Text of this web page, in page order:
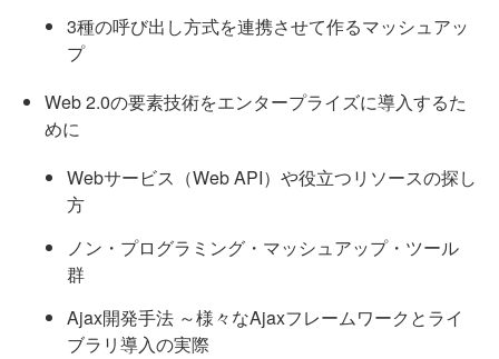
3種の呼び出し方式を連携させて作るマッシュアッ
プ
Web 2.0の要素技術をエンタープライズに導入するた
めに
Webサービス（Web API）や役立つリソースの探し
方
ノン・プログラミング・マッシュアップ・ツール
群
Ajax開発手法 ～様々なAjaxフレームワークとライ
ブラリ導入の実際